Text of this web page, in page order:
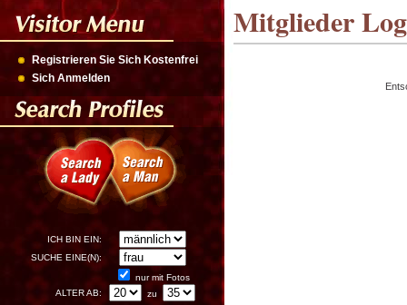
Registrieren Sie Sich Kostenfrei
Sich Anmelden
ICH BIN EIN:
SUCHE EINE(N):
nur mit Fotos
ALTER AB:
zu
Mitglieder